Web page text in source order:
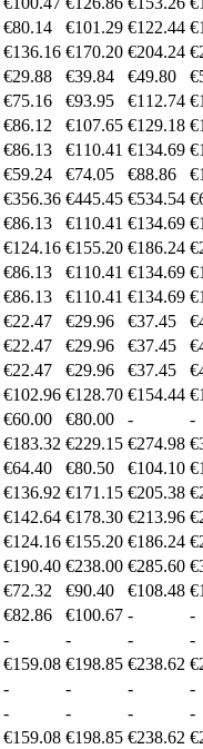
€80.14 €101.29 €122.44
€136.16 €170.20 €204.24
€29.88 €39.84 €49.80
€75.16 €93.95 €112.74
€86.12 €107.65 €129.18
€86.13 €110.41 €134.69
€59.24 €74.05 €88.86
€356.36 €445.45 €534.54
€86.13 €110.41 €134.69
€124.16 €155.20 €186.24
€86.13 €110.41 €134.69
€86.13 €110.41 €134.69
€22.47 €29.96 €37.45
€22.47 €29.96 €37.45
€22.47 €29.96 €37.45
€102.96 €128.70 €154.44
€60.00 €80.00 -
-
€183.32 €229.15 €274.98
€64.40 €80.50 €104.10
€136.92 €171.15 €205.38
€142.64 €178.30 €213.96
€124.16 €155.20 €186.24
€190.40 €238.00 €285.60
€72.32 €90.40 €108.48
€82.86 €100.67 -
-
- - -
-
€159.08 €198.85 €238.62
- - -
-
- - -
-
€159.08 €198.85 €238.62